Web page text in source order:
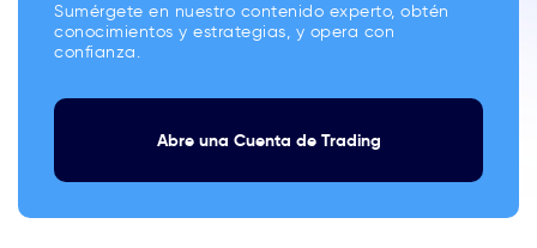
Sumérgete en nuestro contenido experto, obtén
conocimientos y estrategias, y opera con
confianza.
Abre una Cuenta de Trading